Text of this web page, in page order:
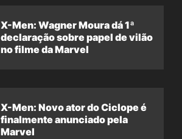
X-Men: Wagner Moura dá 1ª
declaração sobre papel de vilão
no filme da Marvel
X-Men: Novo ator do Ciclope é
finalmente anunciado pela
Marvel